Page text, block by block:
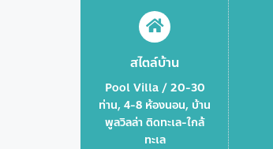
สไตล์บ้าน
Pool Villa / 20-30
ท่าน, 4-8 ห้องนอน, บ้าน
พูลวิลล่า ติดทะเล-ใกล้
ทะเล